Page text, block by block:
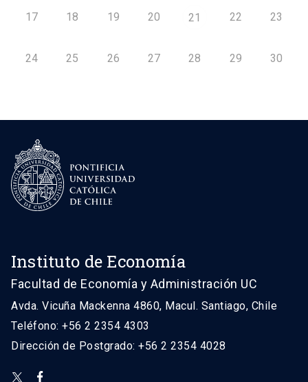
17 18 19 20 21 22 23
24 25 26 27 28 29 30
Instituto de Economía
Facultad de Economía y Administración UC
Avda. Vicuña Mackenna 4860, Macul. Santiago, Chile
Teléfono: +56 2 2354 4303
Dirección de Postgrado: +56 2 2354 4028